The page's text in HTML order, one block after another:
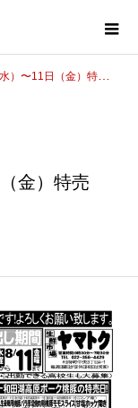
（金）特売のヤマトク旋風
金）特売